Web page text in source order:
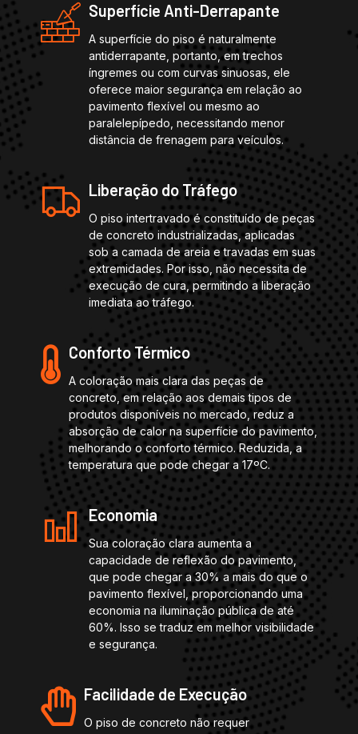
Superfície Anti-Derrapante
A superfície do piso é naturalmente
antiderrapante, portanto, em trechos
íngremes ou com curvas sinuosas, ele
oferece maior segurança em relação ao
pavimento flexível ou mesmo ao
paralelepípedo, necessitando menor
distância de frenagem para veículos.
Liberação do Tráfego
O piso intertravado é constituído de peças
de concreto industrializadas, aplicadas
sob a camada de areia e travadas em suas
extremidades. Por isso, não necessita de
execução de cura, permitindo a liberação
imediata ao tráfego.
Conforto Térmico
A coloração mais clara das peças de
concreto, em relação aos demais tipos de
produtos disponíveis no mercado, reduz a
absorção de calor na superfície do pavimento,
melhorando o conforto térmico. Reduzida, a
temperatura que pode chegar a 17ºC.
Economia
Sua coloração clara aumenta a
capacidade de reflexão do pavimento,
que pode chegar a 30% a mais do que o
pavimento flexível, proporcionando uma
economia na iluminação pública de até
60%. Isso se traduz em melhor visibilidade
e segurança.
Facilidade de Execução
O piso de concreto não requer